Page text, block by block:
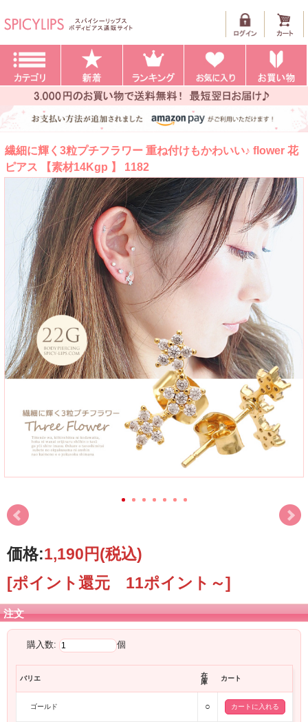
繊細に輝く3粒プチフラワー 重ね付けもかわいい♪ flower 花
ピアス 【素材14Kgp 】 1182
価格:1,190円(税込)
[ポイント還元 11ポイント～]
注文
購入数: 個
バリエ
在
庫
カート
ゴールド ○